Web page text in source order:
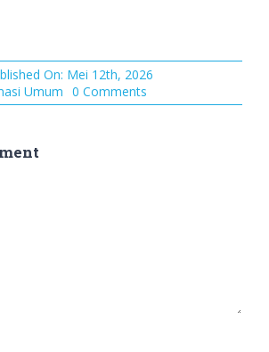
On: Mei 12th, 2026
Umum 0 Comments